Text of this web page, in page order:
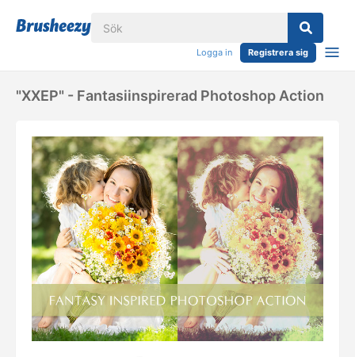
Logga in Registrera sig
"XXEP" - Fantasiinspirerad Photoshop Action